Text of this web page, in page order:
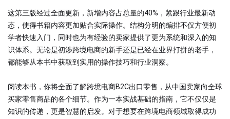
这第三版经过全面更新，新增内容占总量的40%，紧跟行业最新动
态，使得书籍内容更加贴合实际操作。结构分明的编排不仅方便初
学者快速入门，同时也为有经验的卖家提供了更为系统和深入的知
识体系。无论是初涉跨境电商的新手还是已经在业界打拼的老手，
都能够从本书中获取到实用的操作技巧和行业洞察。
阅读本书，你将全面了解跨境电商B2C出口零售，从中国卖家向全球
买家零售商品的各个细节。作为一本实战基础的指南，它不仅仅是
知识的传递，更是智慧的启发。对于想要在跨境电商领域取得成功